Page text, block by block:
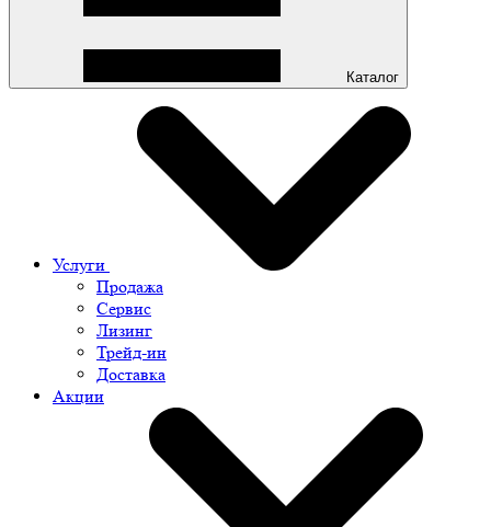
Каталог
Услуги
Продажа
Сервис
Лизинг
Трейд-ин
Доставка
Акции